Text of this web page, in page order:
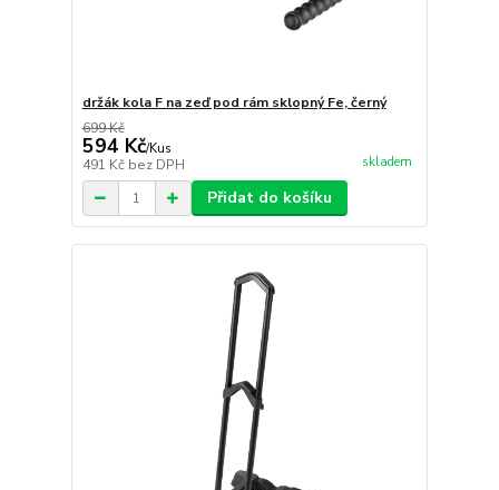
držák kola F na zeď pod rám sklopný Fe, černý
699 Kč
594 Kč/Kus
491 Kč bez DPH skladem
Přidat do košíku